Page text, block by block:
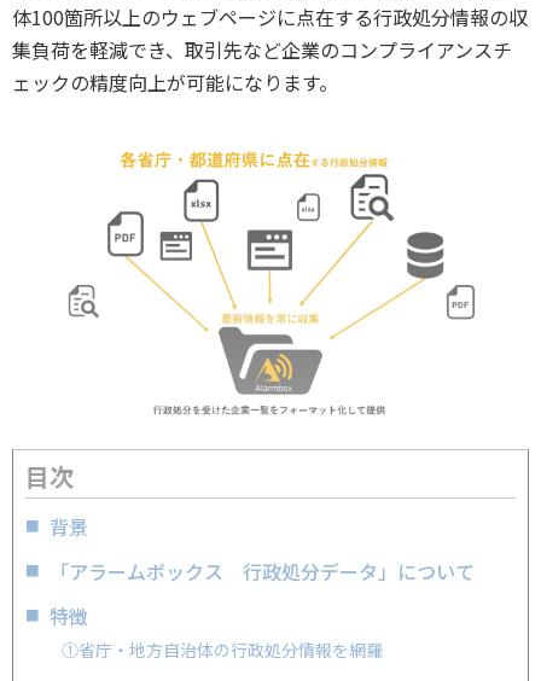
体100箇所以上のウェブページに点在する行政処分情報の収
集負荷を軽減でき、取引先など企業のコンプライアンスチ
ェックの精度向上が可能になります。
目次
背景
「アラームボックス 行政処分データ」について
特徴
①省庁・地方自治体の行政処分情報を網羅